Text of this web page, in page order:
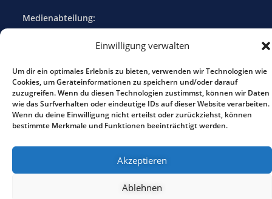
Einwilligung verwalten
Um dir ein optimales Erlebnis zu bieten, verwenden wir Technologien wie
Cookies, um Geräteinformationen zu speichern und/oder darauf
zuzugreifen. Wenn du diesen Technologien zustimmst, können wir Daten
wie das Surfverhalten oder eindeutige IDs auf dieser Website verarbeiten.
Wenn du deine Einwilligung nicht erteilst oder zurückziehst, können
bestimmte Merkmale und Funktionen beeinträchtigt werden.
Akzeptieren
Ablehnen
Medienabteilung:
Tel.: 0241 - 90 26 93
Impressum